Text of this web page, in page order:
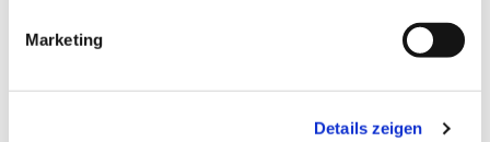
Marketing
Details zeigen